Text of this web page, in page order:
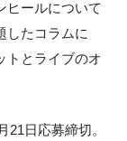
ヒールについて
したコラムに
トとライブのオ
21日応募締切。